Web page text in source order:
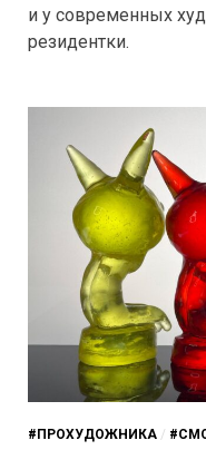
и у современных
резидентки.
#ПРОХУДОЖНИКА /